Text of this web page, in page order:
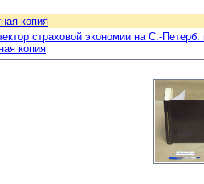
копия
страховой экономии на С.-
копия